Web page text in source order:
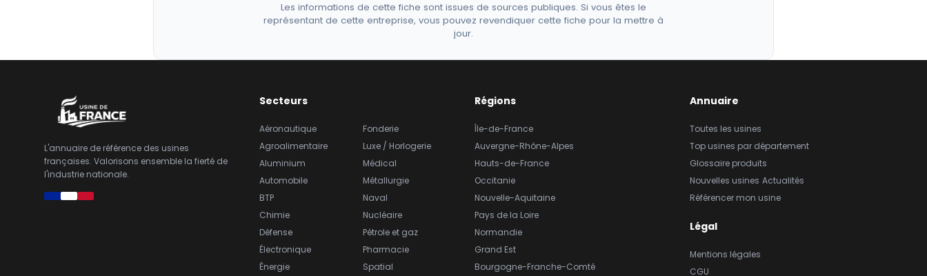
Les informations de cette fiche sont issues de sources publiques. Si vous êtes le
représentant de cette entreprise, vous pouvez revendiquer cette fiche pour la mettre à
jour.
L'annuaire de référence des usines
françaises. Valorisons ensemble la fierté de
l'industrie nationale.
Secteurs
Aéronautique
Agroalimentaire
Aluminium
Automobile
BTP
Chimie
Défense
Électronique
Énergie
Fonderie
Luxe / Horlogerie
Médical
Métallurgie
Naval
Nucléaire
Pétrole et gaz
Pharmacie
Spatial
Régions
Île-de-France
Auvergne-Rhône-Alpes
Hauts-de-France
Occitanie
Nouvelle-Aquitaine
Pays de la Loire
Normandie
Grand Est
Bourgogne-Franche-Comté
Annuaire
Toutes les usines
Top usines par département
Glossaire produits
Nouvelles usines Actualités
Référencer mon usine
Légal
Mentions légales
CGU